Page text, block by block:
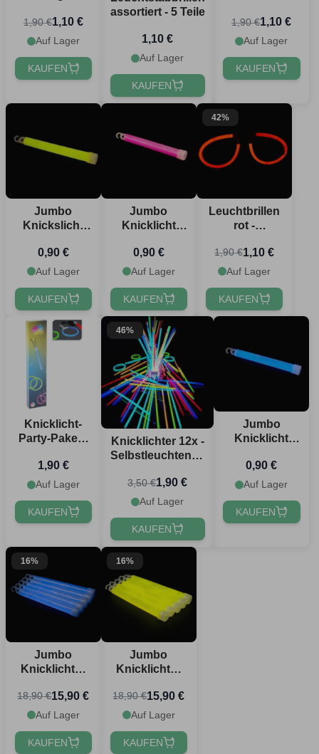
1,90 €1,10 €
Auf Lager
KAUFEN
assortiert - 5 Teile
1,10 €
Auf Lager
KAUFEN
1,90 €1,10 €
Auf Lager
KAUFEN
Jumbo
Knickslicht
cm
0,90 €
Auf Lager
KAUFEN
Jumbo
Knicklicht
cm
0,90 €
Auf Lager
KAUFEN
42%
Leuchtbrillen
rot -
1,90 €1,10 €
Auf Lager
KAUFEN
Knicklicht-
Party-Paket -
1,90 €
Auf Lager
KAUFEN
46%
Knicklichter 12x -
Selbstleuchtende
Armbänder
3,50 €1,90 €
Auf Lager
KAUFEN
Jumbo
Knicklicht
cm
0,90 €
Auf Lager
KAUFEN
16%
Jumbo
Knicklichter
1,2x25 cm
18,90 €15,90 €
Auf Lager
KAUFEN
16%
Jumbo
Knicklichter
1,2x25 cm
18,90 €15,90 €
Auf Lager
KAUFEN
Jetzt registrieren!